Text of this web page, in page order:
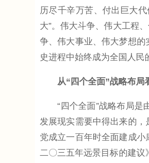
历尽千辛万苦、付出巨大
大”。伟大斗争、伟大工程
争、伟大事业、伟大梦想
史进程中始终成为全国人民
从“四个全面”战略布
“四个全面”战略布局是由
发展现实需要中得出来的
党成立一百年时全面建成
二〇三五年远景目标的建议